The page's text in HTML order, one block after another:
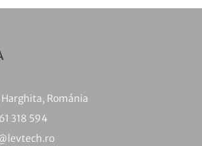
Harghita, Románia
318 594